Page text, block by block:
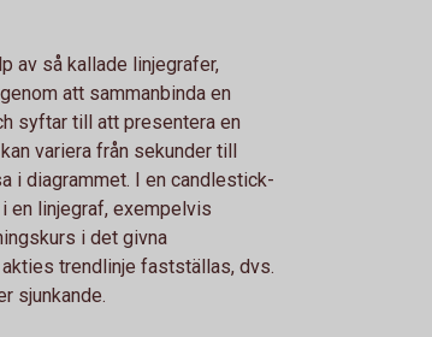
av så kallade linjegrafer,
att sammanbinda en
syftar till att presentera en
variera från sekunder till
i diagrammet. I en candlestick-
en linjegraf, exempelvis
i det givna
trendlinje fastställas, dvs.
sjunkande.